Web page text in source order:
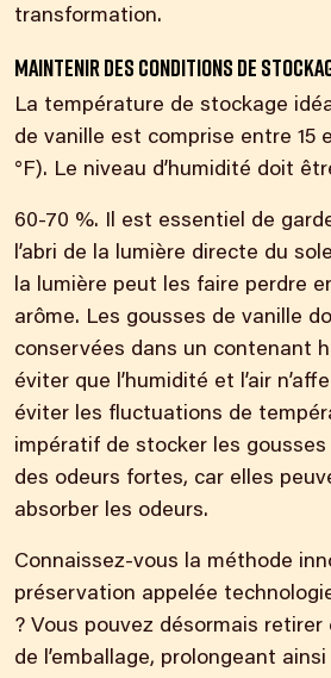
transformation.
Maintenir des conditions de
La température de stockage
de vanille est comprise entre 15
°F). Le niveau d’humidité doit
60-70 %. Il est essentiel de
l’abri de la lumière directe du
la lumière peut les faire perdre
arôme. Les gousses de vanille
conservées dans un contenant
éviter que l’humidité et l’air
éviter les fluctuations de
impératif de stocker les gousses
des odeurs fortes, car elles
absorber les odeurs.
Connaissez-vous la méthode
préservation appelée
? Vous pouvez désormais retirer
de l’emballage, prolongeant